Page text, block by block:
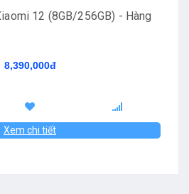
12 (8GB/256GB) - Hàng
8,390,000đ
Xem chi tiết